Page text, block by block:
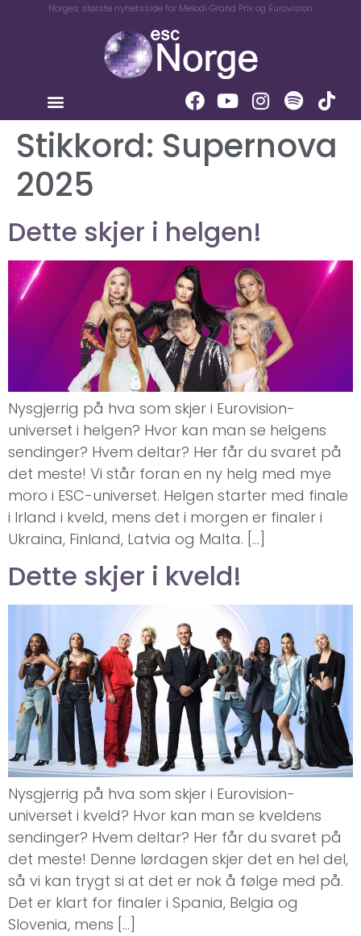
Norges største nyhetsside for Melodi Grand Prix og Eurovision
Stikkord: Supernova
2025
Dette skjer i helgen!
Nysgjerrig på hva som skjer i Eurovision-
universet i helgen? Hvor kan man se helgens
sendinger? Hvem deltar? Her får du svaret på
det meste! Vi står foran en ny helg med mye
moro i ESC-universet. Helgen starter med finale
i Irland i kveld, mens det i morgen er finaler i
Ukraina, Finland, Latvia og Malta. […]
Dette skjer i kveld!
Nysgjerrig på hva som skjer i Eurovision-
universet i kveld? Hvor kan man se kveldens
sendinger? Hvem deltar? Her får du svaret på
det meste! Denne lørdagen skjer det en hel del,
så vi kan trygt si at det er nok å følge med på.
Det er klart for finaler i Spania, Belgia og
Slovenia, mens […]